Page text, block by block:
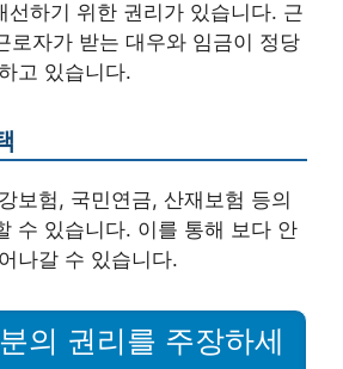
선하기 위한 권리가 있습니다. 근
로자가 받는 대우와 임금이 정당
고 있습니다.
보험, 국민연금, 산재보험 등의
수 있습니다. 이를 통해 보다 안
나갈 수 있습니다.
의 권리를 주장하세